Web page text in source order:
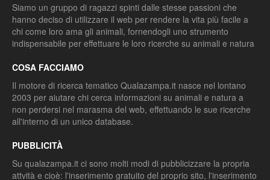
Siamo un gruppo di ragazzi spinti dalle stesse passioni che
hanno deciso di utilizzare il web per rendere la vita più facile a
chi come loro ama gli animali, fornendogli uno strumento
indispensabile per effettuare le loro ricerche su animali e natura
COSA FACCIAMO
Il motore di ricerca tematico Qualazampa.it nasce nel lontano
2003 per aiutare chi cerca informazioni su animali e natura a
non perdersi nel marasma del web, effettuando le sue ricerche
all'interno di un unico database.
PUBBLICITÀ
Su qualazampa.it ci sono molti modi di pubblicizzare la propria
attvità e cioè: l'inserimento gratuito del proprio sito, l'inserimento